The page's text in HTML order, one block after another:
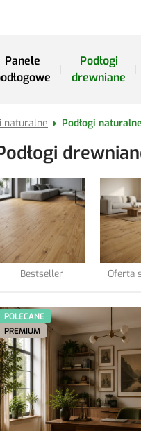
Panele
Podłogi
drewniane
naturalne Podłogi
Bestseller Oferta
POLECANE
PREMIUM